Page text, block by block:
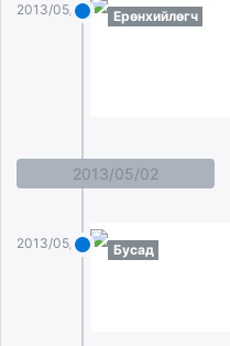
2013/05/03 Ерөнхийлөгч
2013/05/02
2013/05/02 Бусад